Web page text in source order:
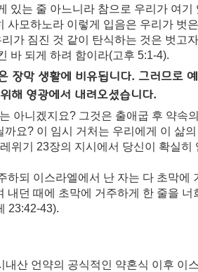
있는 줄 아느니라 참으로 우리가 여
사모하노라 이렇게 입음은 우리가 벗
가 짐진 것 같이 탄식하는 것은 벗고
바 되게 하려 함이라(고후 5:1-4).
장막 생활에 비유됩니다. 그러므로
해 영광에서 내려오셨습니다.
요? 이 임시 거처는 우리에게 이 삶
위기 23장의 지시에서 당신이 확실히
하되 이스라엘에서 난 자는 다 초막에
내던 때에 초막에 거주하게 한 줄을 너
23:42-43).
산 언약의 공식적인 약혼식 이후 이